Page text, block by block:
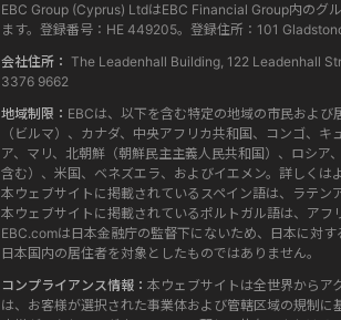
EBC Group (Cyprus) LtdはEBC Financial Group内のグ
ます。登録番号：HE 449205。登録住所：101
会社住所： The Leadenhall Building, 122 Leadenhall
3376 9662
地域制限： EBCは、以下を含む特定の地域の市民およ
（ビルマ）、カナダ、中央アフリカ共和国、コンゴ、
ア、マリ、北朝鮮（朝鮮民主主義人民共和国）、ロシア
含む）、米国、ベネズエラ、およびイエメン。詳しくは
本ウェブサイトに掲載されているスペイン語は、ラテン
本ウェブサイトに掲載されているポルトガル語は、アフ
EBC.comは日本金融庁の監督下にないため、日本に対
日本国内の居住者を対象としたものではありません。
コンプライアンス情報： 本ウェブサイトは全世界からア
は、お客様が選択された事業体および管轄区域の規制